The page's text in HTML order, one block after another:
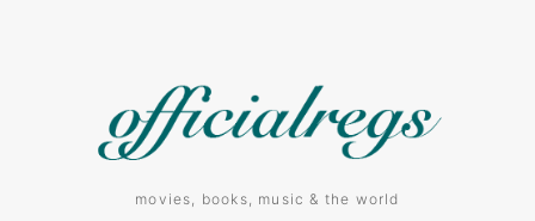
movies, books, music & the world